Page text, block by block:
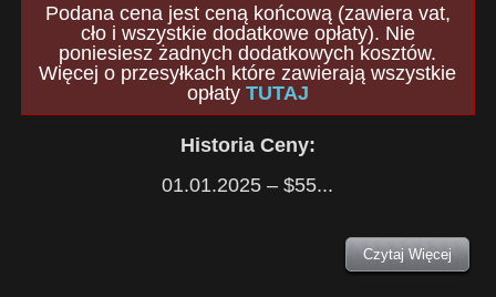
Podana cena jest ceną końcową (zawiera vat,
cło i wszystkie dodatkowe opłaty). Nie
poniesiesz żadnych dodatkowych kosztów.
Więcej o przesyłkach które zawierają wszystkie
opłaty TUTAJ
Historia Ceny:
01.01.2025 – $55...
Czytaj Więcej